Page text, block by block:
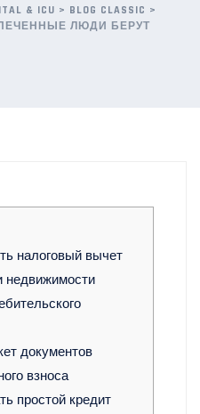
& ICU > BLOG CLASSIC >
ЛЮДИ БЕРУТ
налоговый вычет
недвижимости
документов
взноса
простой кредит